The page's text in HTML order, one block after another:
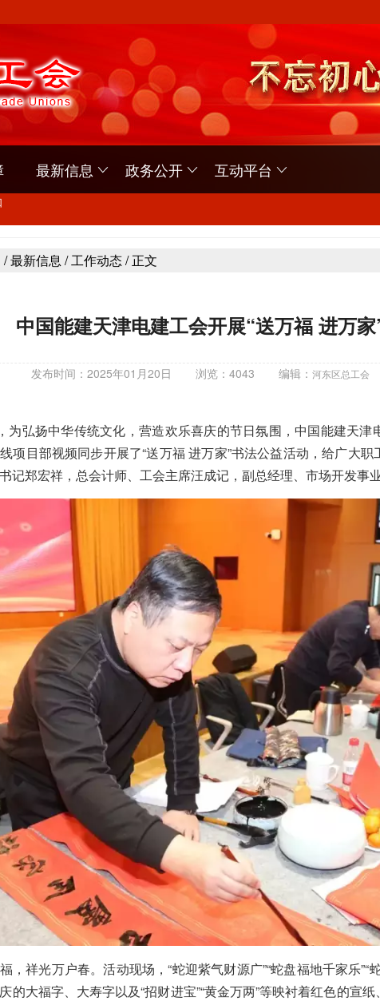
最新信息 政务公开 互动平台
知》的通知
知》的通知
/ 最新信息 / 工作动态 / 正文
中国能建天津电建工会开展“送万福 进万
发布时间：2025年01月20日 浏览：4043 编辑： 河东区总工会
为弘扬中华传统文化，营造欢乐喜庆的节日氛围，中国能建天
项目部视频同步开展了“送万福 进万家”书法公益活动，给广大
记郑宏祥，总会计师、工会主席汪成记，副总经理、市场开发事
，祥光万户春。活动现场，“蛇迎紫气财源广”“蛇盘福地千家乐
的大福字、大寿字以及“招财进宝”“黄金万两”等映衬着红色的宣